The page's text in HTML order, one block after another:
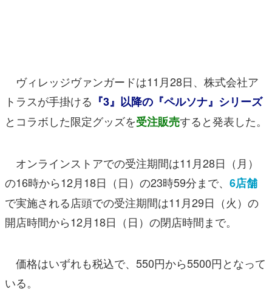
アプリレビュー
その他
運営：株式会社マレ
ヴィレッジヴァンガードは11月28日、株式会社ア
トラスが手掛ける 『3』以降の『ペルソナ』シリーズ
とコラボした限定グッズを受注販売すると発表した。
オンラインストアでの受注期間は11月28日（月）
の16時から12月18日（日）の23時59分まで、 6店舗
で実施される店頭での受注期間は11月29日（火）の
開店時間から12月18日（日）の閉店時間まで。
価格はいずれも税込で、550円から5500円となって
いる。